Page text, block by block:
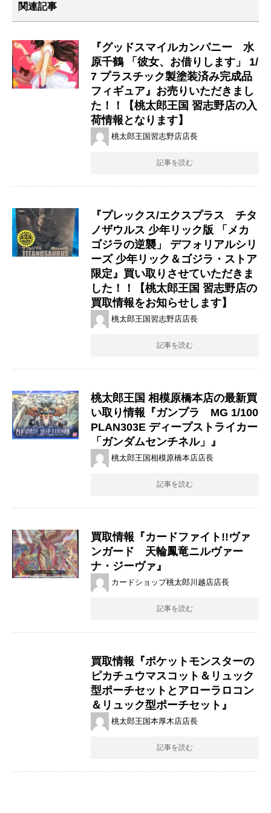
関連記事
『グッドスマイルカンパニー 水
原千鶴 ​「彼女、お借りします」 ​1/
7 ​プラスチック製塗装済み完成品
フィギュア』お売りいただきまし
た！！【桃太郎王国 習志野店の入
荷情報となります】
桃太郎王国習志野店店長
記事を読む
『プレックス/エクスプラス チタ
ノザウルス ​少年リック版 ​「メカ
ゴジラの逆襲」 ​デフォリアルシリ
ーズ ​少年リック＆ゴジラ・ストア
限定』買い取りさせていただきま
した！！【桃太郎王国 習志野店の
買取情報をお知らせします】
桃太郎王国習志野店店長
記事を読む
桃太郎王国 相模原橋本店の最新買
い取り情報『ガンプラ MG 1/100
PLAN303E ディープストライカー
「ガンダムセンチネル」』
桃太郎王国相模原橋本店店長
記事を読む
買取情報『カードファイト!!ヴァ
ンガード 天輪鳳竜ニルヴァー
ナ・ジーヴァ』
カードショップ桃太郎川越店店長
記事を読む
買取情報『ポケットモンスターの
ピカチュウマスコット＆リュック
型ポーチセットとアローラロコン
＆リュック型ポーチセット』
桃太郎王国本厚木店店長
記事を読む